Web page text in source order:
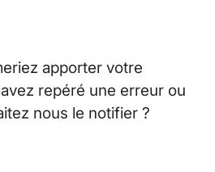
apporter votre
repéré une erreur ou
nous le notifier ?